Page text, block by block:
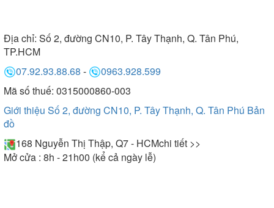
Địa chỉ: Số 2, đường CN10, P. Tây Thạnh, Q. Tân Phú,
TP.HCM
07.92.93.88.68 -
0963.928.599
Mã số thuế: 0315000860-003
Giới thiệu Số 2, đường CN10, P. Tây Thạnh, Q. Tân Phú Bản
đồ
168 Nguyễn Thị Thập, Q7 - HCMchi tiết >>
Mở cửa : 8h - 21h00 (kể cả ngày lễ)